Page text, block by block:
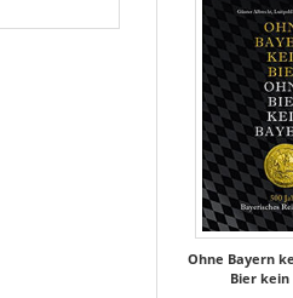
Ohne Bayern
Bier kein